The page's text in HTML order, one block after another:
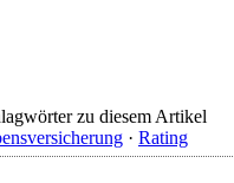
zu diesem Artikel
· Rating